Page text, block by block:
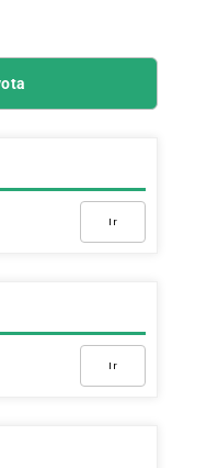
Ir
Ir